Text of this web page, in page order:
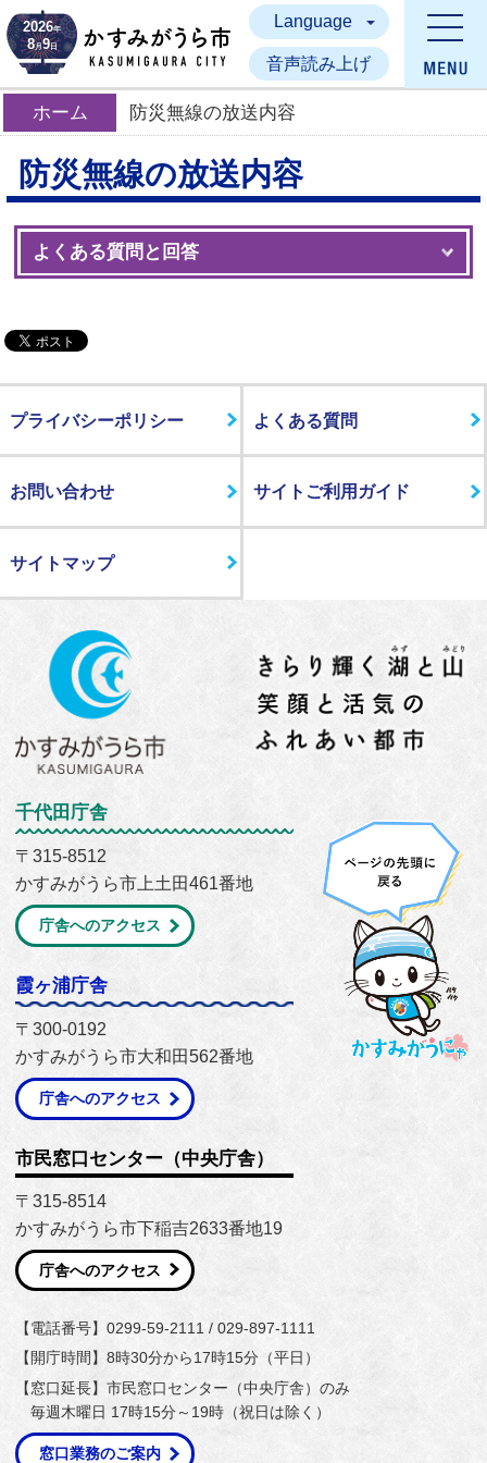
かすみがうら市
2026年
8月9日
Language
音声読み上げ
ホーム 防災無線の放送内容
防災無線の放送内容
よくある質問と回答
プライバシーポリシー よくある質問
お問い合わせ サイトご利用ガイド
サイトマップ
千代田庁舎
〒315-8512
かすみがうら市上土田461番地
庁舎へのアクセス
霞ヶ浦庁舎
〒300-0192
かすみがうら市大和田562番地
庁舎へのアクセス
市民窓口センター（中央庁舎）
〒315-8514
かすみがうら市下稲吉2633番地19
庁舎へのアクセス
【電話番号】0299-59-2111 / 029-897-1111
【開庁時間】8時30分から17時15分（平日）
【窓口延長】市民窓口センター（中央庁舎）のみ
毎週木曜日 17時15分～19時（祝日は除く）
窓口業務のご案内